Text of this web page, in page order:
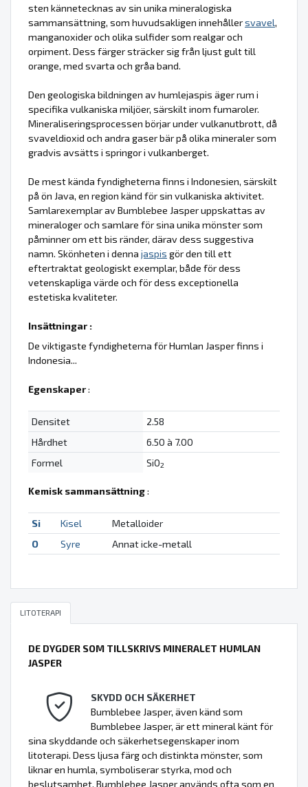
sten kännetecknas av sin unika mineralogiska
sammansättning, som huvudsakligen innehållersvavel,
manganoxider och olika sulfider som realgar och
orpiment. Dess färger sträcker sig från ljust gult till
orange, med svarta och gråa band.
Den geologiska bildningen av humlejaspis äger rum i
specifika vulkaniska miljöer, särskilt inom fumaroler.
Mineraliseringsprocessen börjar under vulkanutbrott, då
svaveldioxid och andra gaser bär på olika mineraler som
gradvis avsätts i springor i vulkanberget.
De mest kända fyndigheterna finns i Indonesien, särskilt
på ön Java, en region känd för sin vulkaniska aktivitet.
Samlarexemplar av Bumblebee Jasper uppskattas av
mineraloger och samlare för sina unika mönster som
påminner om ett bis ränder, därav dess suggestiva
namn. Skönheten i denna jaspis gör den till ett
eftertraktat geologiskt exemplar, både för dess
vetenskapliga värde och för dess exceptionella
estetiska kvaliteter.
Insättningar :
De viktigaste fyndigheterna för Humlan Jasper finns i
Indonesia...
Egenskaper:
Densitet
2.58
Hårdhet
6.50 à 7.00
Formel
SiO2
Kemisk sammansättning:
Si Kisel
Metalloider
O
Syre Annat icke-metall
LITOTERAPI
DE DYGDER SOM TILLSKRIVS MINERALET HUMLAN
JASPER
SKYDD OCH SÄKERHET
Bumblebee Jasper, även känd som
Bumblebee Jasper, är ett mineral känt för
sina skyddande och säkerhetsegenskaper inom
litoterapi. Dess ljusa färg och distinkta mönster, som
liknar en humla, symboliserar styrka, mod och
beslutsamhet. Bumblebee Jasper används ofta som en